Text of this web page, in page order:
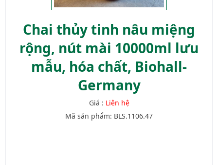
Chai thủy tinh nâu miệng
rộng, nút mài 10000ml lưu
mẫu, hóa chất, Biohall-
Germany
Giá : Liên hệ
Mã sản phẩm: BLS.1106.47